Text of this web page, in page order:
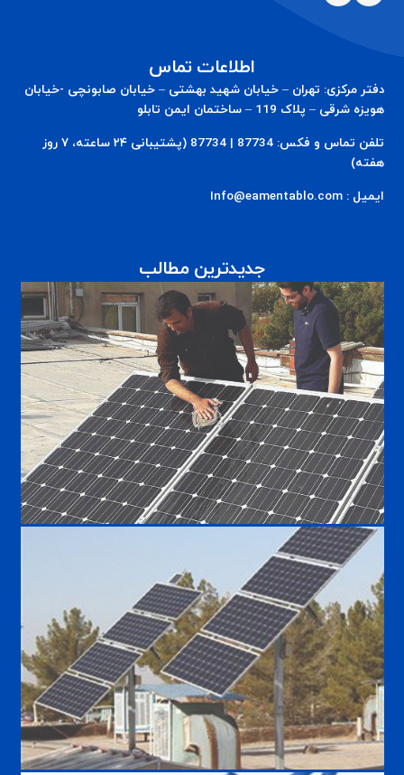
اطلاعات تماس
دفتر مرکزی: تهران – خیابان شهید بهشتی – خیابان صابونچی -خیابان
هويزه شرقی – پلاک 119 – ساختمان ایمن تابلو
تلفن تماس و فکس: 87734 | 87734 (پشتیبانی ۲۴ ساعته، ۷ روز
هفته)
ایمیل : Info@eamentablo.com
جدیدترین مطالب
استفاده از انرژی خورشید در ساختمان